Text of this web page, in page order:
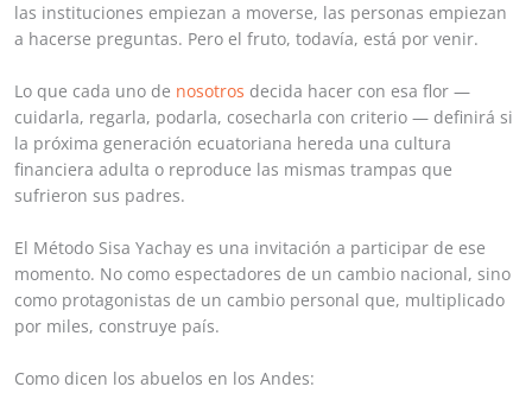
las instituciones empiezan a moverse, las personas empiezan
a hacerse preguntas. Pero el fruto, todavía, está por venir.
Lo que cada uno de nosotros decida hacer con esa flor —
cuidarla, regarla, podarla, cosecharla con criterio — definirá si
la próxima generación ecuatoriana hereda una cultura
financiera adulta o reproduce las mismas trampas que
sufrieron sus padres.
El Método Sisa Yachay es una invitación a participar de ese
momento. No como espectadores de un cambio nacional, sino
como protagonistas de un cambio personal que, multiplicado
por miles, construye país.
Como dicen los abuelos en los Andes: